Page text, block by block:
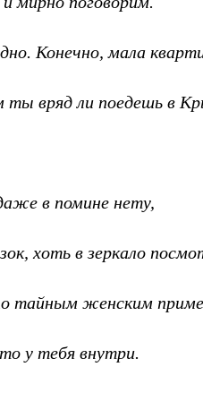
Конечно, мала
ты вряд ли поедешь в
в помине нету,
хоть в зеркало
тайным женским
у тебя внутри.